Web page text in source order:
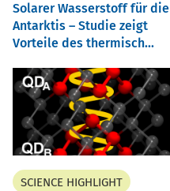
Solarer Wasserstoff für die
Antarktis – Studie zeigt
Vorteile des thermisch...
SCIENCE HIGHLIGHT